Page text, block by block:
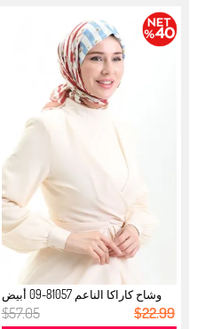
وشاح كاراكا الناعم 81057-09 أبيض
جم...
$57.05 $22.99